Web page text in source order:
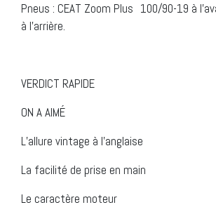
Pneus : CEAT Zoom Plus 100/90-19 à
à l’arrière.
VERDICT RAPIDE
ON A AIMÉ
L’allure vintage à l’anglaise
La facilité de prise en main
Le caractère moteur